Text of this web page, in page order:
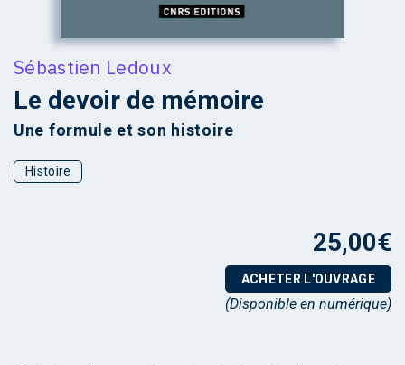
Sébastien Ledoux
Le devoir de mémoire
Une formule et son histoire
Histoire
25,00€
ACHETER L'OUVRAGE
(Disponible en numérique)